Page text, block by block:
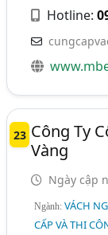
Hotline:
23 Công Ty
Vàng
Ngày cập
Ngành:VÁCH
CẤP VÀ THI